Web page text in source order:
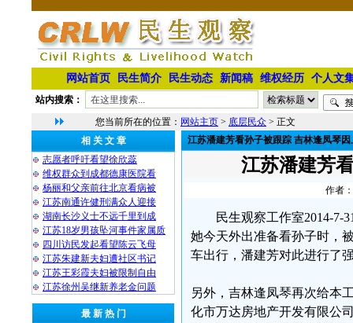
网站首页 民生简介 民生动态 新闻稿 维权经历 个人文
站内搜索：
您当前所在的位置： 网站主页 > 底层民众 > 正文
相 关 文 章
志愿者呼吁看望徐欣蕊
维权群众到成都德康医院看
杨丽和父亲前往北京看病被
江苏南通许健刑满众人迎接
湖南长沙义士不远千里到成
江苏18岁男孩坠河事件家属质
四川访民发起看望陈云飞母
江苏朱建新夫妇遭社区书记
江苏王彩霞夫妇被限制自由
江苏徐州吴继新养老金问题
最 新 热 门
江苏潘建芳看孙子被跟踪 吉林逢凤琴
江苏潘建芳
作者
民生观察工作室2014-7-
她今天外出准备看孙子时，
车出行，潘建芳对此进行了
另外，吉林逢凤琴再次给本
化市万达房地产开发有限公